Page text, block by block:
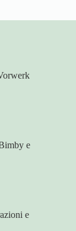
e
e